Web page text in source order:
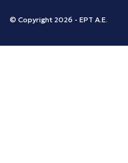
© Copyright 2026 - ΕΡΤ Α.Ε.